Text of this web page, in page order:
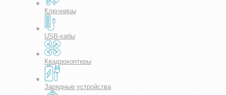
Ключницы
USB-хабы
Квадрокоптеры
Зарядные устройства